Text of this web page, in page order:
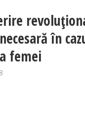
în
femei